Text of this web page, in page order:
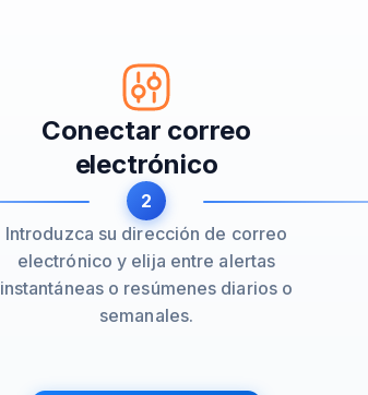
Conectar correo
electrónico
2
Introduzca su dirección de correo
electrónico y elija entre alertas
instantáneas o resúmenes diarios o
semanales.